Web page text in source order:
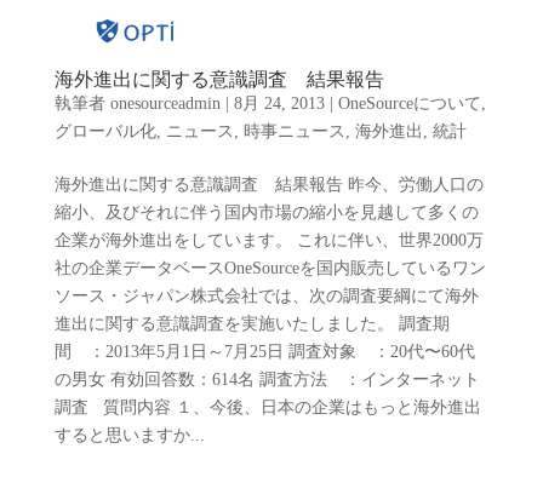
海外進出に関する意識調査 結果報告
執筆者 onesourceadmin| 8月 24, 2013| OneSourceについて ,
グローバル化, ニュース , 時事ニュース , 海外進出 , 統計
海外進出に関する意識調査 結果報告 昨今、労働人口の
縮小、及びそれに伴う国内市場の縮小を見越して多くの
企業が海外進出をしています。 これに伴い、世界2000万
社の企業データベースOneSourceを国内販売しているワン
ソース・ジャパン株式会社では、次の調査要綱にて海外
進出に関する意識調査を実施いたしました。 調査期
間 ：2013年5月1日～7月25日 調査対象 ：20代〜60代
の男女 有効回答数：614名 調査方法 ：インターネット
調査 質問内容 １、今後、日本の企業はもっと海外進出
すると思いますか...